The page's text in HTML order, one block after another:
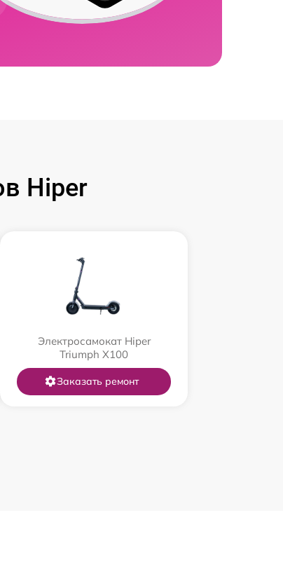
Hiper
Электросамокат Hiper
Triumph X100
Заказать ремонт